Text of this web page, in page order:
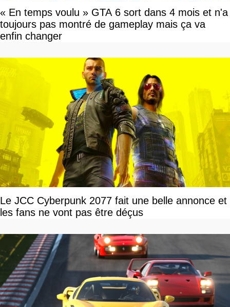
« En temps voulu » GTA 6 sort dans 4 mois et n'a
toujours pas montré de gameplay mais ça va
enfin changer
Le JCC Cyberpunk 2077 fait une belle annonce et
les fans ne vont pas être déçus